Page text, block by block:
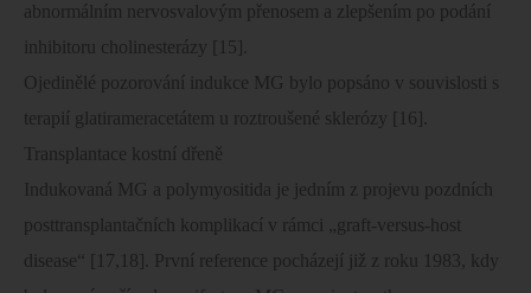
abnormálním nervosvalovým přenosem a zlepšením po podání
inhibitoru cholinesterázy [15].
Ojedinělé pozorování indukce MG bylo popsáno v souvislosti s
terapií glatirameracetátem u roztroušené sklerózy [16].
Transplantace kostní dřeně
Indukovaná MG a polymyositida je jedním z projevu pozdních
posttransplantačních komplikací v rámci „graft-versus-host
disease“ [17,18]. První reference pocházejí již z roku 1983, kdy